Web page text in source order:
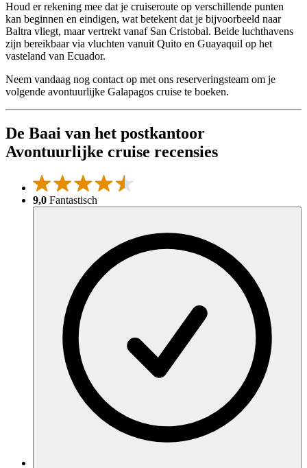
Houd er rekening mee dat je cruiseroute op verschillende punten
kan beginnen en eindigen, wat betekent dat je bijvoorbeeld naar
Baltra vliegt, maar vertrekt vanaf San Cristobal. Beide luchthavens
zijn bereikbaar via vluchten vanuit Quito en Guayaquil op het
vasteland van Ecuador.
Neem vandaag nog contact op met ons reserveringsteam om je
volgende avontuurlijke Galapagos cruise te boeken.
De Baai van het postkantoor
Avontuurlijke cruise recensies
9,0 Fantastisch